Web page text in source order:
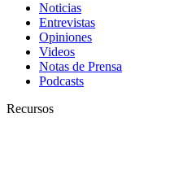
Noticias
Entrevistas
Opiniones
Videos
Notas de Prensa
Podcasts
Recursos